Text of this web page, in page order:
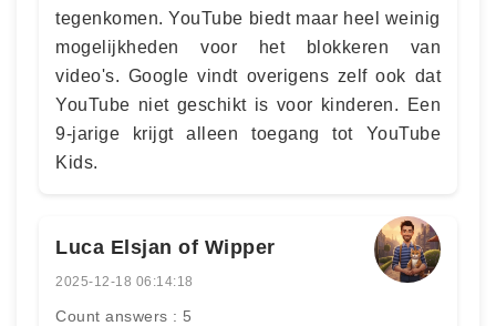
tegenkomen. YouTube biedt maar heel weinig
mogelijkheden voor het blokkeren van
video's. Google vindt overigens zelf ook dat
YouTube niet geschikt is voor kinderen. Een
9-jarige krijgt alleen toegang tot YouTube
Kids.
Luca Elsjan of Wipper
2025-12-18 06:14:18
Count answers : 5